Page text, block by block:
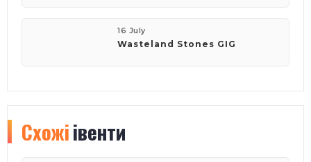
16 July
Wasteland Stones GIG
Схожіівенти